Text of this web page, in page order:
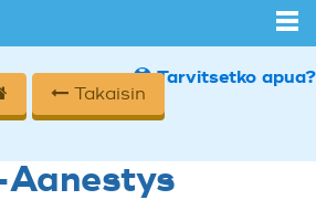
Tarvitsetko apua?
Takaisin